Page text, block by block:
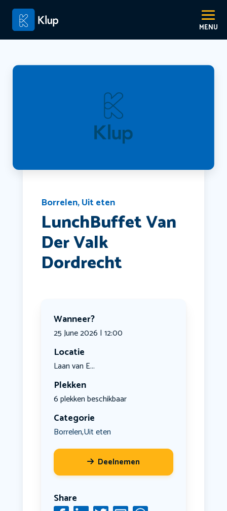
Borrelen,Uit eten
LunchBuffet Van
Der Valk
Dordrecht
Wanneer?
25 June 2026 | 12:00
Locatie
Laan van E...
Plekken
6 plekken beschikbaar
Categorie
Borrelen,Uit eten
Deelnemen
Share